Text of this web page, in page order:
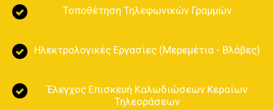
Τοποθέτηση Τηλεφωνικών Γραμμών
Ηλεκτρολογικές Εργασίες (Μερεμέτια - Βλάβες)
Έλεγχος Επισκευή Καλωδιώσεων Κεραίων
Τηλεοράσεων